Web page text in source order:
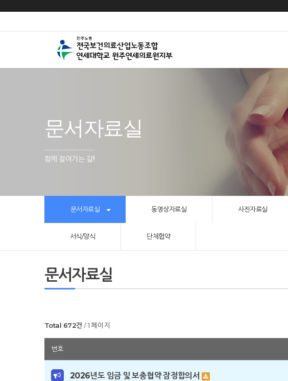
문서자료실
함께 걸어가는 길!!
문서자료실 동영상자료실 사진자료실
서식/양식 단체협약
문서자료실
Total 672건 1 페이지
번호
2026년도 임금 및 보충협약 잠정합의서